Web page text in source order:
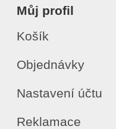
Můj profil
Košík
Objednávky
Nastavení účtu
Reklamace